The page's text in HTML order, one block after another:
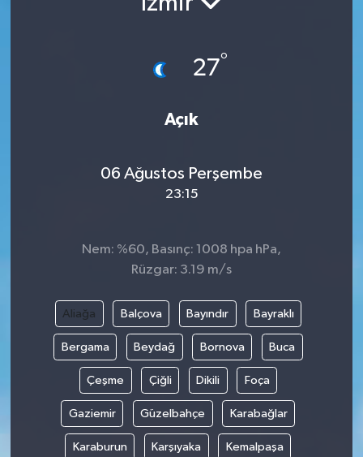
27°
Açık
06 Ağustos Perşembe
23:15
Nem: %60, Basınç: 1008 hpa hPa,
Rüzgar: 3.19 m/s
Aliağa Balçova Bayındır Bayraklı
Bergama Beydağ Bornova Buca
Çeşme Çiğli Dikili Foça
Gaziemir Güzelbahçe Karabağlar
Karaburun Karşıyaka Kemalpaşa